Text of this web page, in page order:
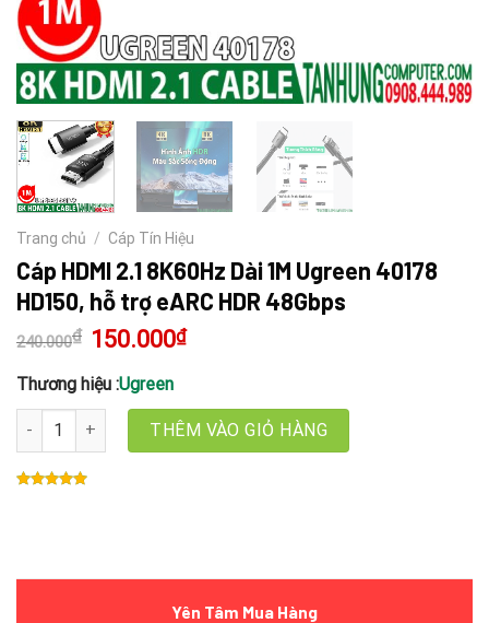
Trang chủ / Cáp Tín Hiệu
Cáp HDMI 2.1 8K60Hz Dài 1M Ugreen 40178
HD150, hỗ trợ eARC HDR 48Gbps
240.000₫
Giá
gốc
240.000₫.
150.000₫Giá
hiện
Thương hiệu :Ugreen
Cáp HDMI 2.1 8K60Hz Dài 1M Ugreen 40178 HD150, hỗ trợ eARC
THÊM VÀO GIỎ HÀNG
Yên Tâm Mua Hàng